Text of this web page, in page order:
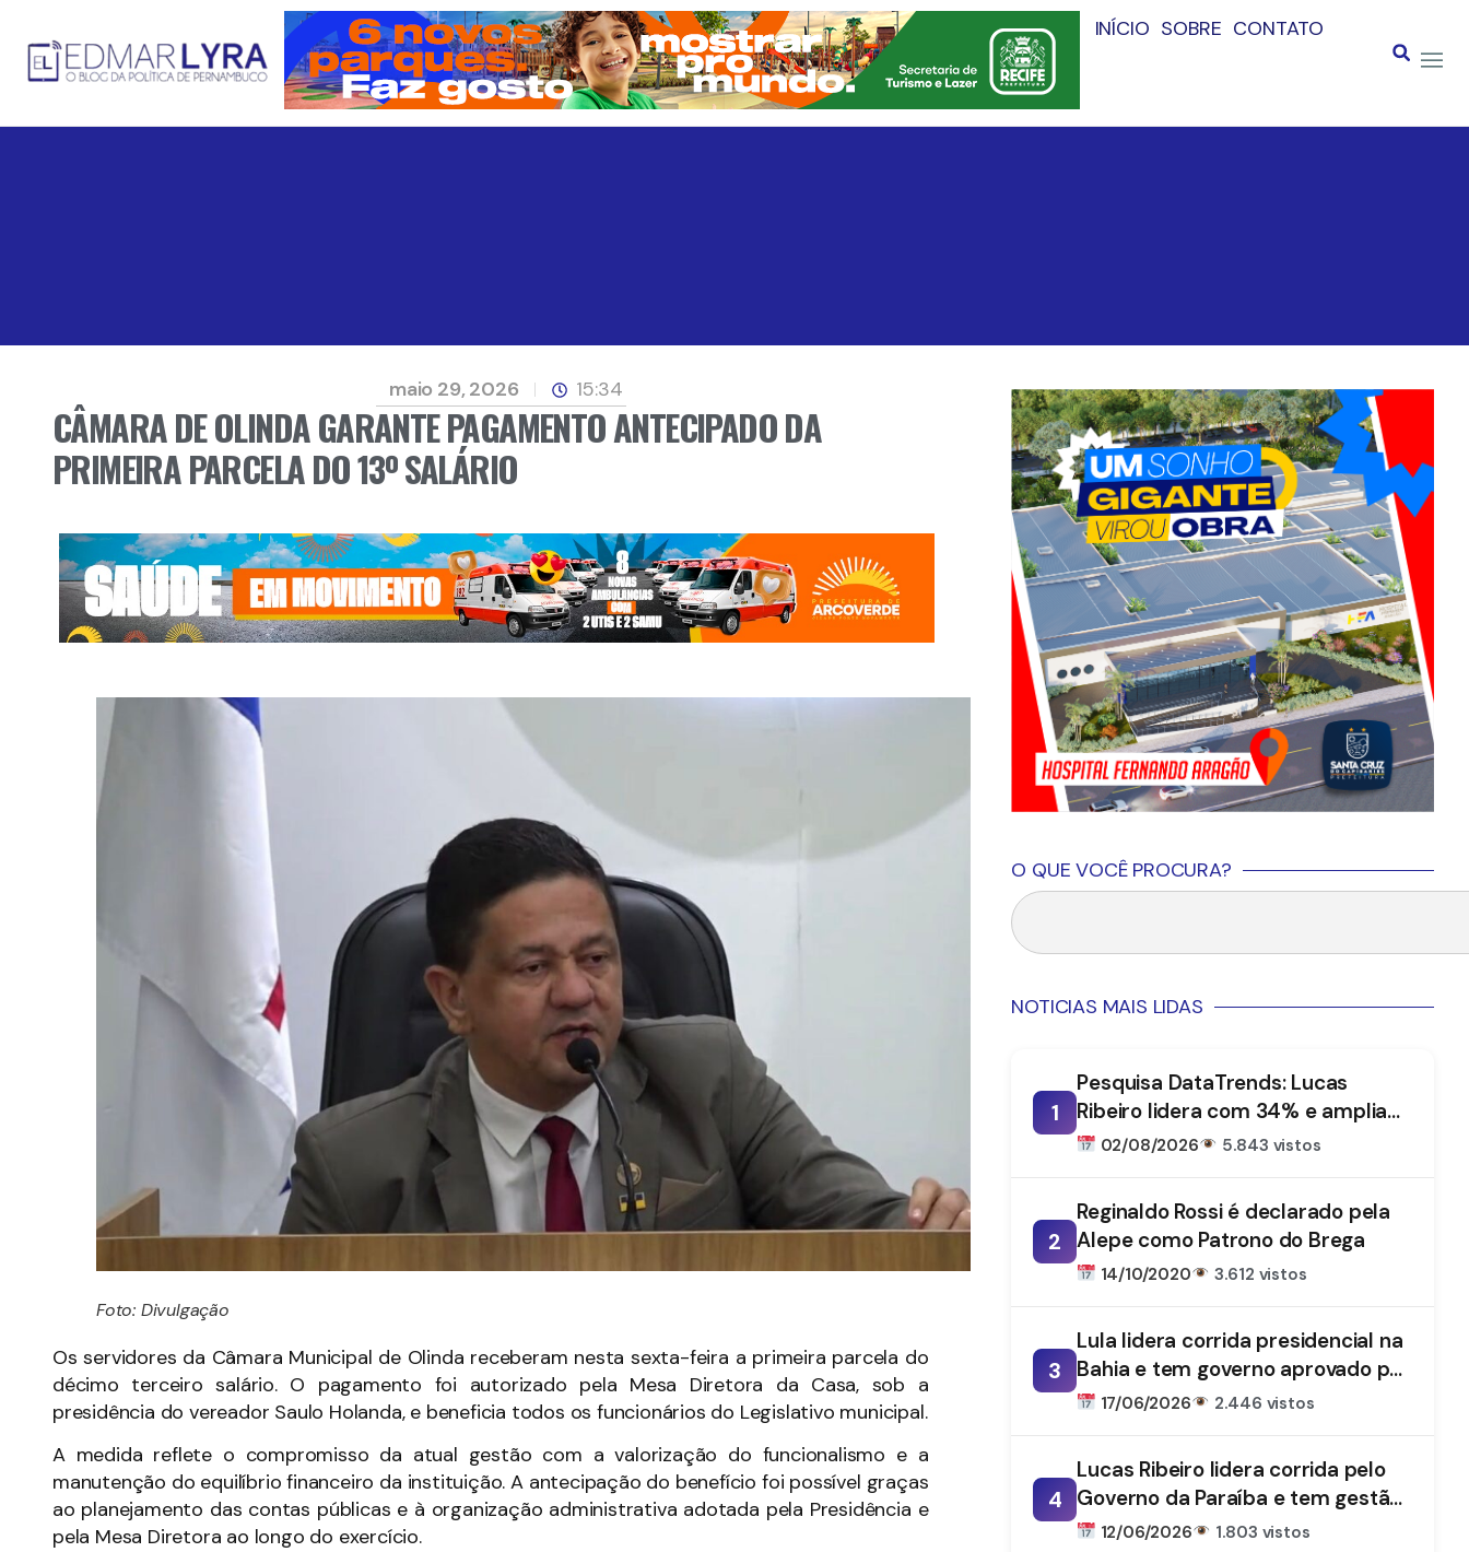
INÍCIO SOBRE CONTATO
maio 29, 2026 15:34
CÂMARA DE OLINDA GARANTE PAGAMENTO ANTECIPADO DA
PRIMEIRA PARCELA DO 13º SALÁRIO
Foto: Divulgação
Os servidores da Câmara Municipal de Olinda receberam nesta sexta-feira a primeira parcela do
décimo terceiro salário. O pagamento foi autorizado pela Mesa Diretora da Casa, sob a
presidência do vereador Saulo Holanda, e beneficia todos os funcionários do Legislativo municipal.
A medida reflete o compromisso da atual gestão com a valorização do funcionalismo e a
manutenção do equilíbrio financeiro da instituição. A antecipação do benefício foi possível graças
ao planejamento das contas públicas e à organização administrativa adotada pela Presidência e
pela Mesa Diretora ao longo do exercício.
O QUE VOCÊ PROCURA?
NOTICIAS MAIS LIDAS
1
Pesquisa DataTrends: Lucas
Ribeiro lidera com 34% e amplia
vantagem na disputa pelo
02/08/2026 5.843 vistos
2
Reginaldo Rossi é declarado pela
Alepe como Patrono do Brega
14/10/2020 3.612 vistos
3
Lula lidera corrida presidencial na
Bahia e tem governo aprovado por
61%, aponta DataTrends
17/06/2026 2.446 vistos
4
Lucas Ribeiro lidera corrida pelo
Governo da Paraíba e tem gestão
aprovada por 66%, aponta
12/06/2026 1.803 vistos